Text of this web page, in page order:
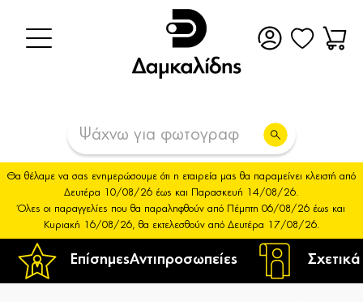
ΕπίσημεςΑντιπροσωπείες
Θα θέλαμε να σας ενημερώσουμε ότι η εταιρεία μας θα παραμείνει κλειστή από
Δευτέρα 10/08/26 έως και Παρασκευή 14/08/26.
Όλες οι παραγγελίες που θα παραληφθούν από Πέμπτη 06/08/26 έως και
Κυριακή 16/08/26, θα εκτελεσθούν από Δευτέρα 17/08/26.